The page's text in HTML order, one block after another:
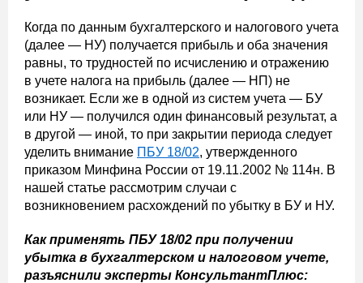
Когда по данным бухгалтерского и налогового учета
(далее — НУ) получается прибыль и оба значения
равны, то трудностей по исчислению и отражению
в учете налога на прибыль (далее — НП) не
возникает. Если же в одной из систем учета — БУ
или НУ — получился один финансовый результат, а
в другой — иной, то при закрытии периода следует
уделить внимание ПБУ 18/02, утвержденного
приказом Минфина России от 19.11.2002 № 114н. В
нашей статье рассмотрим случаи с
возникновением расхождений по убытку в БУ и НУ.
Как применять ПБУ 18/02 при получении
убытка в бухгалтерском и налоговом учете,
разъяснили эксперты КонсультантПлюс: